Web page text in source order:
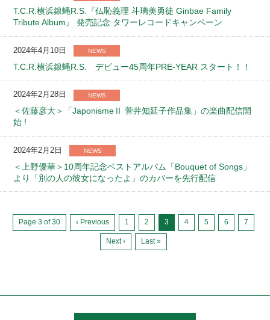
T.C.R.横浜銀蝿R.S.『仏恥義理 斗璃美勇徒 Ginbae Family
Tribute Album』 発売記念 タワーレコードキャンペーン
2024年4月10日 NEWS
T.C.R.横浜銀蝿R.S. デビュー45周年PRE-YEAR スタート！！
2024年2月28日 NEWS
＜佐藤彦大＞「JaponismeⅡ 菅井知延子作品集」の楽曲配信開
始 !
2024年2月2日 NEWS
＜上野優華＞10周年記念ベストアルバム「Bouquet of Songs」
より「別の人の彼女になったよ」のカバーを先行配信
Page 3 of 30 ‹ Previous 1 2 3 4 5 6 7
Next › Last »